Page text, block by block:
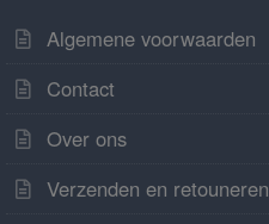
Algemene voorwaarden
Contact
Over ons
Verzenden en retouneren